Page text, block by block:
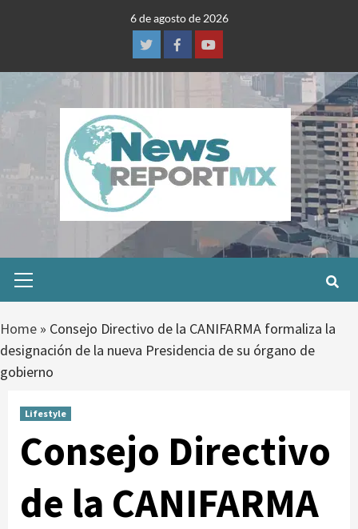
6 de agosto de 2026
TwitterFacebookYoutube
Menu
Home » Consejo Directivo de la CANIFARMA formaliza la
designación de la nueva Presidencia de su órgano de
gobierno
Lifestyle
Consejo Directivo
de la CANIFARMA